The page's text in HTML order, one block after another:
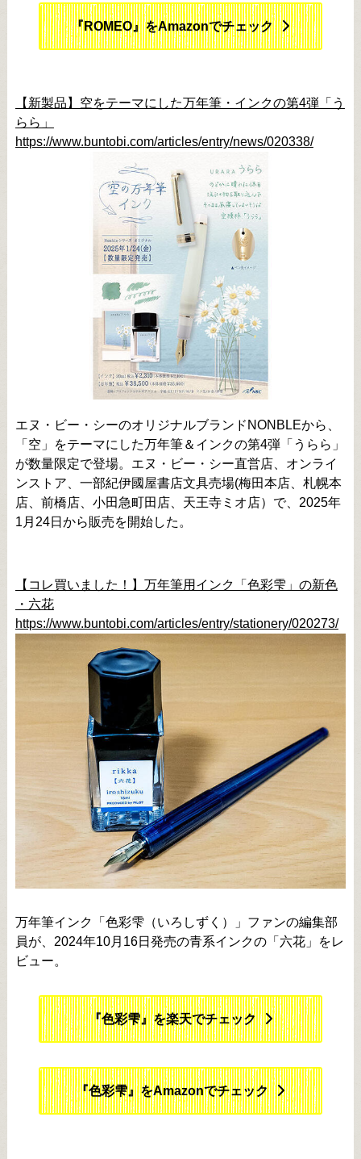
『ROMEO』をAmazonでチェック
【新製品】空をテーマにした万年筆・インクの第4弾「う
らら」
https://www.buntobi.com/articles/entry/news/020338/
エヌ・ビー・シーのオリジナルブランドNONBLEから、
「空」をテーマにした万年筆＆インクの第4弾「うらら」
が数量限定で登場。エヌ・ビー・シー直営店、オンライ
ンストア、一部紀伊國屋書店文具売場(梅田本店、札幌本
店、前橋店、小田急町田店、天王寺ミオ店）で、2025年
1月24日から販売を開始した。
【コレ買いました！】万年筆用インク「色彩雫」の新色
・六花
https://www.buntobi.com/articles/entry/stationery/020273/
万年筆インク「色彩雫（いろしずく）」ファンの編集部
員が、2024年10月16日発売の青系インクの「六花」をレ
ビュー。
『色彩雫』を楽天でチェック
『色彩雫』をAmazonでチェック